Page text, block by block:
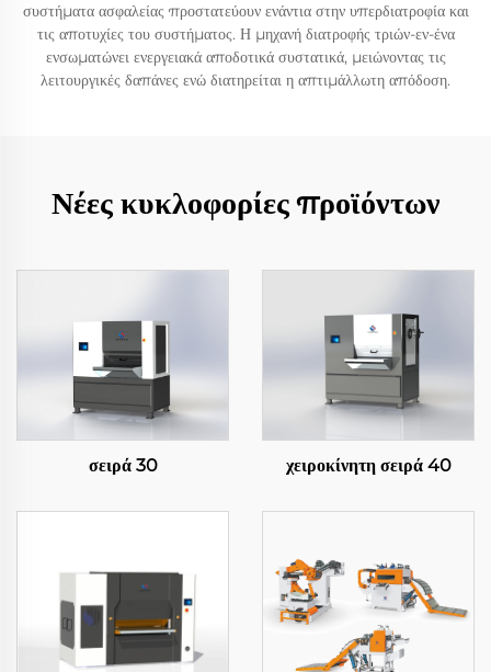
συστήματα ασφαλείας προστατεύουν ενάντια στην υπερδιατροφία και
τις αποτυχίες του συστήματος. Η μηχανή διατροφής τριών-εν-ένα
ενσωματώνει ενεργειακά αποδοτικά συστατικά, μειώνοντας τις
λειτουργικές δαπάνες ενώ διατηρείται η απτιμάλλωτη απόδοση.
Νέες κυκλοφορίες προϊόντων
σειρά 30 χειροκίνητη σειρά 40